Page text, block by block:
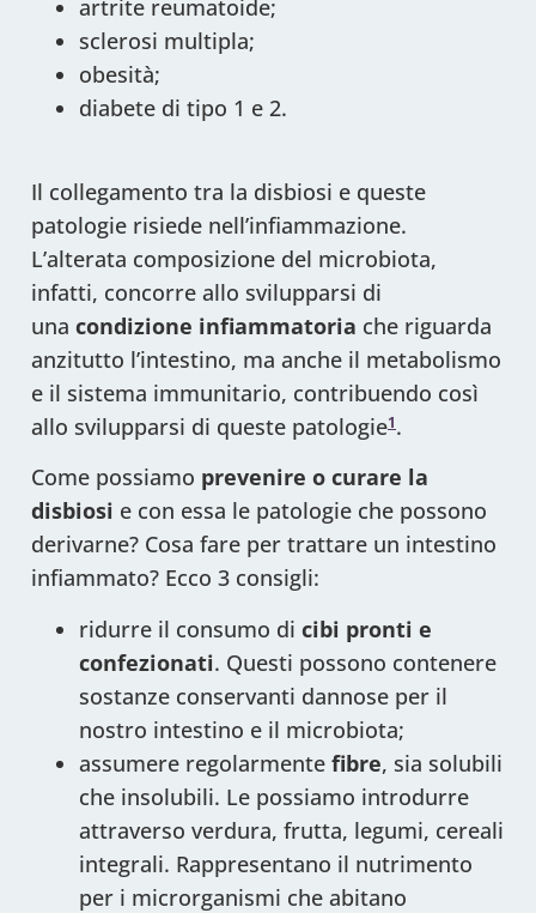
artrite reumatoide;
sclerosi multipla;
obesità;
diabete di tipo 1 e 2.
Il collegamento tra la disbiosi e queste
patologie risiede nell’infiammazione.
L’alterata composizione del microbiota,
infatti, concorre allo svilupparsi di
una condizione infiammatoria che riguarda
anzitutto l’intestino, ma anche il metabolismo
e il sistema immunitario, contribuendo così
allo svilupparsi di queste patologie1.
Come possiamo prevenire o curare la
disbiosi e con essa le patologie che possono
derivarne? Cosa fare per trattare un intestino
infiammato? Ecco 3 consigli:
ridurre il consumo di cibi pronti e
confezionati. Questi possono contenere
sostanze conservanti dannose per il
nostro intestino e il microbiota;
assumere regolarmente fibre, sia solubili
che insolubili. Le possiamo introdurre
attraverso verdura, frutta, legumi, cereali
integrali. Rappresentano il nutrimento
per i microrganismi che abitano